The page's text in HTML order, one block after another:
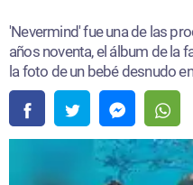
'Nevermind' fue una de las
años noventa, el álbum de la
la foto de un bebé desnudo